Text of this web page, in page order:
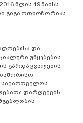
წლის 19 მაისს
გიგა ოთხოზორიას
და
უწყებების
გარდაცვალების
საქართველოს
დარღვევის